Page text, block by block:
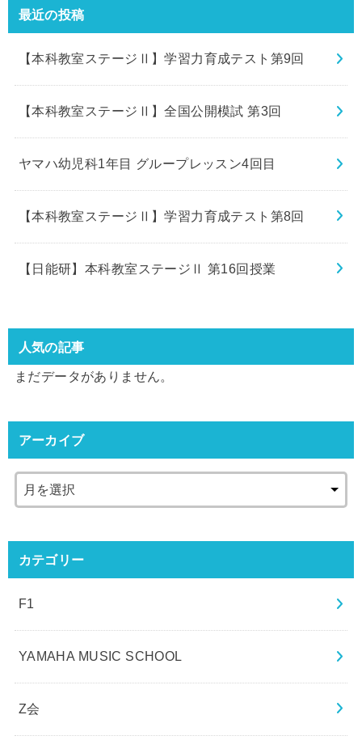
最近の投稿
【本科教室ステージⅡ】学習力育成テスト第9回
【本科教室ステージⅡ】全国公開模試 第3回
ヤマハ幼児科1年目 グループレッスン4回目
【本科教室ステージⅡ】学習力育成テスト第8回
【日能研】本科教室ステージⅡ 第16回授業
人気の記事
まだデータがありません。
アーカイブ
カテゴリー
F1
YAMAHA MUSIC SCHOOL
Z会